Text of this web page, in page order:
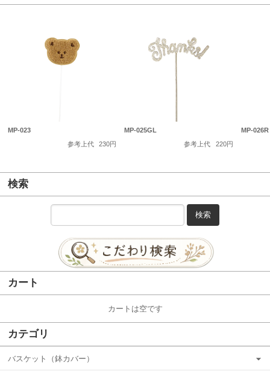
MP-023
参考上代
230円
MP-025GL
参考上代
220円
MP-026R
検索
検索
カート
カートは空です
カテゴリ
バスケット（鉢カバー）